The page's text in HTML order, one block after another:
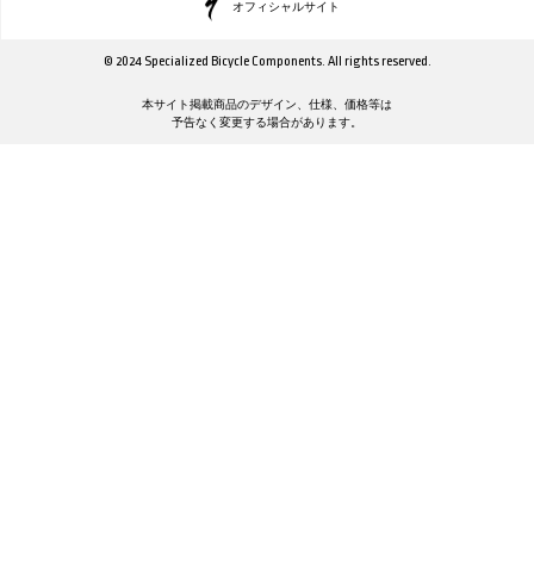
オフィシャルサイト
© 2024 Specialized Bicycle Components. All rights reserved.
本サイト掲載商品のデザイン、仕様、価格等は
予告なく変更する場合があります。